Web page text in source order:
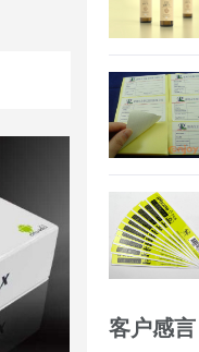
客户感言